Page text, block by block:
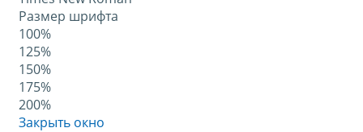
Размер шрифта
100%
125%
150%
175%
200%
Закрыть окно